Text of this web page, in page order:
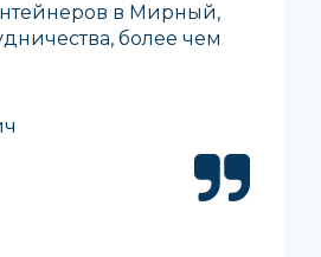
в Мирный,
более чем